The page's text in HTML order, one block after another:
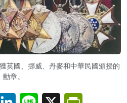
英國、挪威、丹麥和中華民國頒授的
勳章。
LinkedInLine X